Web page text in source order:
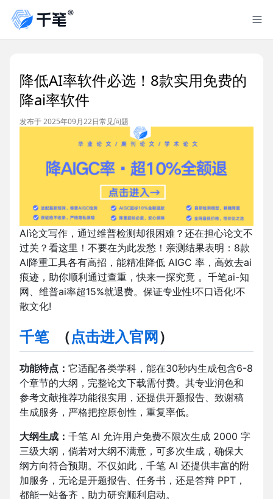
降低AI率软件必选！8款实用免费的
降ai率软件
发布于 2025年09月22日常见问题
AI论文写作，通过维普检测却很困难？还在担心论文不
过关？看这里！不要在为此发愁！亲测结果表明：8款
AI降重工具各有高招，能精准降低 AIGC 率，高效去ai
痕迹，助你顺利通过查重，快来一探究竟 。千笔ai-知
网、维普ai率超15%就退费。保证专业性!不口语化!不
散文化!
千笔（点击进入官网 ）
功能特点： 它适配各类学科，能在30秒内生成包含6-8
个章节的大纲，完整论文下载需付费。其专业润色和
参考文献推荐功能很实用，还提供开题报告、致谢稿
生成服务，严格把控原创性，重复率低。​
大纲生成： 千笔 AI 允许用户免费不限次生成 2000 字
三级大纲，倘若对大纲不满意，可多次生成，确保大
纲方向符合预期。不仅如此，千笔 AI 还提供丰富的附
加服务，无论是开题报告、任务书，还是答辩 PPT，
都能一站备齐，助力研究顺利启动。​